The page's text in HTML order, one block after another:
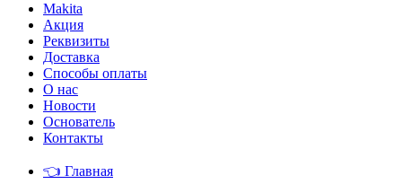
Makita
Акция
Реквизиты
Доставка
Способы оплаты
О нас
Новости
Основатель
Контакты
👈 Главная